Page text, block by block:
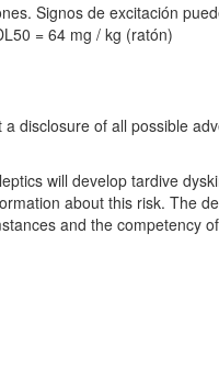
Signos de excitación
= 64 mg / kg (ratón)
disclosure of all possible
will develop tardive
about this risk. The
and the competency